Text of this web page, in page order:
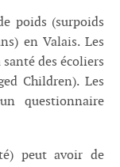
poids (surpoids
en Valais. Les
des écoliers
Children). Les
questionnaire
peut avoir de